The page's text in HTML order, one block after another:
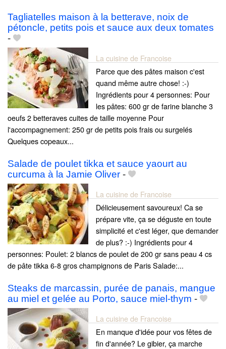
Tagliatelles maison à la betterave, noix de
pétoncle, petits pois et sauce aux deux tomates
-
La cuisine de Francoise
Parce que des pâtes maison c'est
quand même autre chose! :-)
Ingrédients pour 4 personnes: Pour
les pâtes: 600 gr de farine blanche 3
oeufs 2 betteraves cuites de taille moyenne Pour
l'accompagnement: 250 gr de petits pois frais ou surgelés
Quelques copeaux...
Salade de poulet tikka et sauce yaourt au
curcuma à la Jamie Oliver -
La cuisine de Francoise
Délicieusement savoureux! Ca se
prépare vite, ça se déguste en toute
simplicité et c'est léger, que demander
de plus? :-) Ingrédients pour 4
personnes: Poulet: 2 blancs de poulet de 200 gr sans peau 4 cs
de pâte tikka 6-8 gros champignons de Paris Salade:...
Steaks de marcassin, purée de panais, mangue
au miel et gelée au Porto, sauce miel-thym -
La cuisine de Francoise
En manque d'idée pour vos fêtes de
fin d'année? Le gibier, ça marche